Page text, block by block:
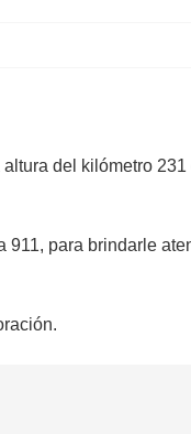
del kilómetro
para brindarle